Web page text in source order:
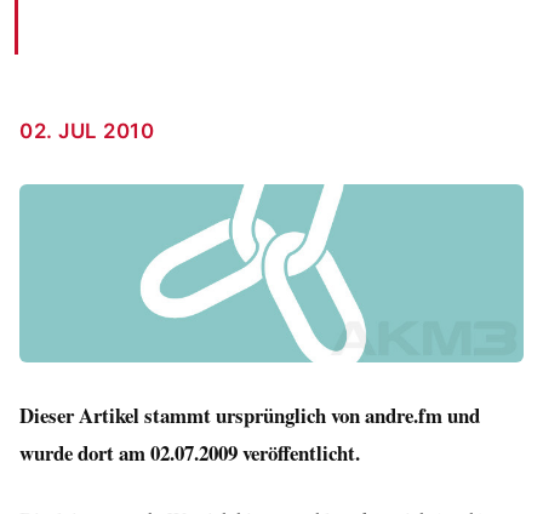
02. JUL 2010
Dieser Artikel stammt ursprünglich von andre.fm und
wurde dort am 02.07.2009 veröffentlicht.